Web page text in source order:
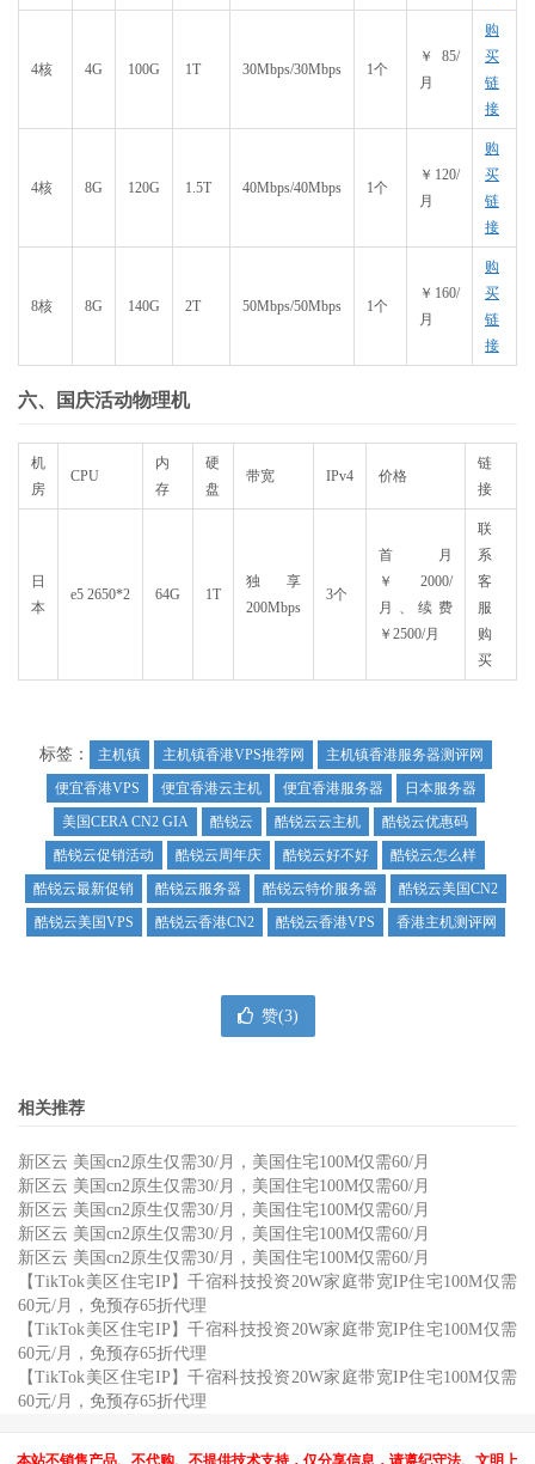
4核 4G 100G 1T 30Mbps/30Mbps 1个
￥85/
月
购
买
链
接
4核 8G 120G 1.5T 40Mbps/40Mbps 1个
￥120/
月
购
买
链
接
8核 8G 140G 2T 50Mbps/50Mbps 1个
￥160/
月
购
买
链
接
六、国庆活动物理机
机
房
CPU
内
存
硬
盘
带宽 IPv4 价格
链
接
日
本
e5 2650*2 64G 1T
独享
200Mbps
3个
首月
￥2000/
月、续费
￥2500/月
联
系
客
服
购
买
标签： 主机镇 主机镇香港VPS推荐网
主机镇香港服务器测评网
便宜香港VPS
便宜香港云主机 便宜香港服务器
日本服务器
美国CERA CN2 GIA
酷锐云 酷锐云云主机
酷锐云优惠码
酷锐云促销活动
酷锐云周年庆 酷锐云好不好
酷锐云怎么样
酷锐云最新促销
酷锐云服务器 酷锐云特价服务器
酷锐云美国CN2
酷锐云美国VPS
酷锐云香港CN2 酷锐云香港VPS 香港主机测评网
赞(3)
相关推荐
新区云 美国cn2原生仅需30/月，美国住宅100M仅需60/月
新区云 美国cn2原生仅需30/月，美国住宅100M仅需60/月
新区云 美国cn2原生仅需30/月，美国住宅100M仅需60/月
新区云 美国cn2原生仅需30/月，美国住宅100M仅需60/月
新区云 美国cn2原生仅需30/月，美国住宅100M仅需60/月
【TikTok美区住宅IP】千宿科技投资20W家庭带宽IP住宅100M仅需
60元/月，免预存65折代理
【TikTok美区住宅IP】千宿科技投资20W家庭带宽IP住宅100M仅需
60元/月，免预存65折代理
【TikTok美区住宅IP】千宿科技投资20W家庭带宽IP住宅100M仅需
60元/月，免预存65折代理
本站不销售产品、不代购、不提供技术支持，仅分享信息，请遵纪守法、文明上